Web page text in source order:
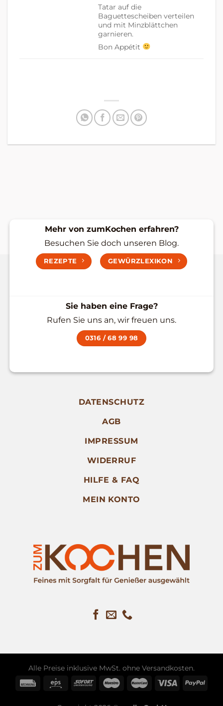
Tatar auf die
Baguettescheiben verteilen
und mit Minzblättchen
garnieren.
Bon Appétit
Mehr von zumKochen erfahren?
Besuchen Sie doch unseren Blog.
REZEPTE GEWÜRZLEXIKON
Sie haben eine Frage?
Rufen Sie uns an, wir freuen uns.
0316 / 68 99 98
DATENSCHUTZ
AGB
IMPRESSUM
WIDERRUF
HILFE & FAQ
MEIN KONTO
Alle Preise inklusive MwSt. ohne Versandkosten.